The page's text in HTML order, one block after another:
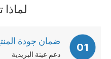
لماذا
01
ضمان جودة
دعم عينة البريدية